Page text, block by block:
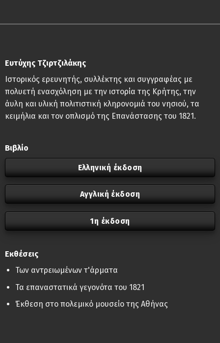
Ευτύχης Τζιρτζιλάκης
Ιστορικός ερευνητής, συλλέκτης και συγγραφέας με
πολυετή ενασχόληση με την ιστορία της Κρήτης, την
άυλη και υλική πολιτιστική κληρονομιά του νησιού, τα
κειμήλια και τον οπλισμό της Επανάστασης του 1821.
Βιβλίο
Ελληνική έκδοση
Αγγλική έκδοση
1η έκδοση
Εκθέσεις
Των αντρειωμένων τ'άρματα
Τα επαναστατικά γεγονότα του 1821
Έκθεση στο πολεμικό μουσείο της Αθήνας